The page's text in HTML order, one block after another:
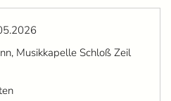
Musikkapelle Schloß Zeil